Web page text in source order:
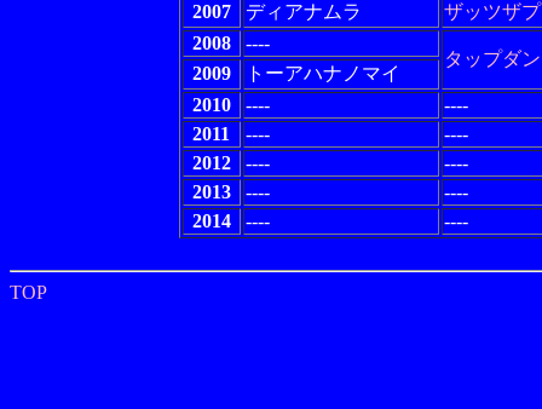
2007
ディアナムラ
ザッツザ
2008
----
タップダ
2009
トーアハナノマイ
2010
----
----
2011
----
----
2012
----
----
2013
----
----
2014
---- ----
TOP